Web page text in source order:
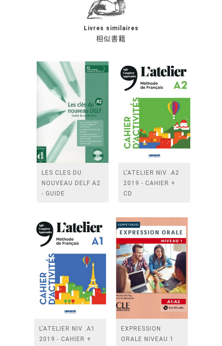
相似書籍
Livres similaires
LES CLES DU
NOUVEAU DELF A2
- GUIDE
L'ATELIER NIV .A2
2019 - CAHIER +
CD
L'ATELIER NIV .A1
2019 - CAHIER +
EXPRESSION
ORALE NIVEAU 1